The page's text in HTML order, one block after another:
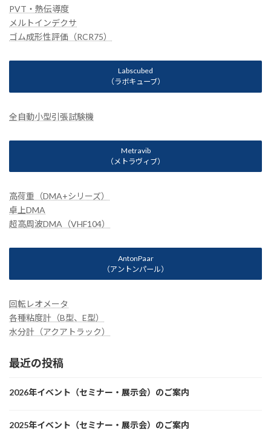
PVT・熱伝導度
メルトインデクサ
ゴム成形性評価（RCR75）
Labscubed
（ラボキューブ）
全自動小型引張試験機
Metravib
（メトラヴィブ）
高荷重（DMA+シリーズ）
卓上DMA
超高周波DMA（VHF104）
AntonPaar
（アントンパール）
回転レオメータ
各種粘度計（B型、E型）
水分計（アクアトラック）
最近の投稿
2026年イベント（セミナー・展示会）のご案内
2025年イベント（セミナー・展示会）のご案内